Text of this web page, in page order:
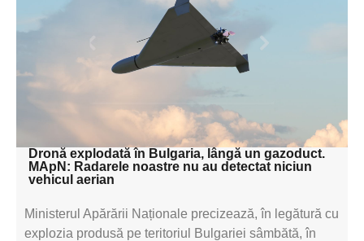
textul pentru
subtitluAdaugă aici
textul pentru
subtitluAdaugă aici
textul pentru subti
Dronă explodată în Bulgaria, lângă un gazoduct.
MApN: Radarele noastre nu au detectat niciun
vehicul aerian
Ministerul Apărării Naționale precizează, în legătură cu
explozia produsă pe teritoriul Bulgariei sâmbătă, în